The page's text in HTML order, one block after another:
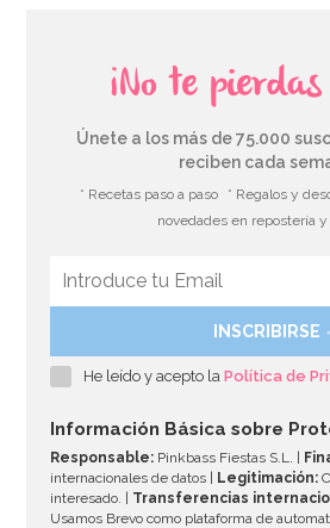
¡No te
Únete a los más de 75.000
reciben cada
* Recetas paso a paso * Regalos y
novedades en repostería
INSCRIBIRSE
He leído y acepto laPolítica de
Información Básica sobre
Responsable: Pinkbass Fiestas S.L. |
internacionales de datos |
Legitimación:
interesado. | Transferencias
Usamos Brevo como plataforma de